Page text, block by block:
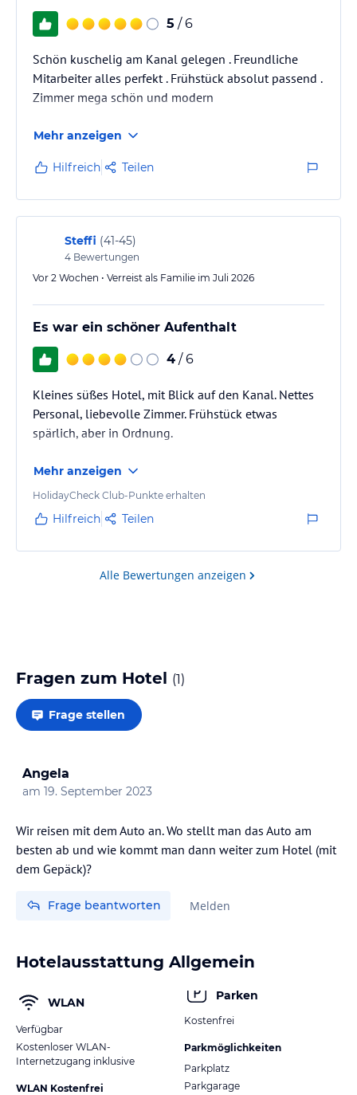
5 / 6
Schön kuschelig am Kanal gelegen . Freundliche
Mitarbeiter alles perfekt . Frühstück absolut passend .
Zimmer mega schön und modern
Mehr anzeigen
Hilfreich Teilen
Steffi (41-45)
4 Bewertungen
Vor 2 Wochen • Verreist als Familie im Juli 2026
Es war ein schöner Aufenthalt
4 / 6
Kleines süßes Hotel, mit Blick auf den Kanal. Nettes
Personal, liebevolle Zimmer. Frühstück etwas
spärlich, aber in Ordnung.
Mehr anzeigen
HolidayCheck Club-Punkte erhalten
Hilfreich Teilen
Alle Bewertungen anzeigen
Fragen zum Hotel (1)
Frage stellen
Angela
am 19. September 2023
Wir reisen mit dem Auto an. Wo stellt man das Auto am
besten ab und wie kommt man dann weiter zum Hotel (mit
dem Gepäck)?
Frage beantworten Melden
Hotelausstattung Allgemein
WLAN
Verfügbar
Kostenloser WLAN-
Internetzugang inklusive
WLAN Kostenfrei
Parken
Kostenfrei
Parkmöglichkeiten
Parkplatz
Parkgarage